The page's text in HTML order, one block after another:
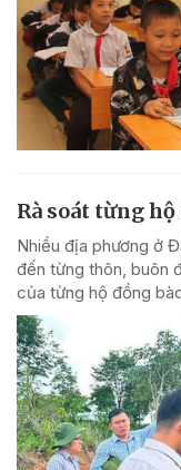
Rà soát từng
Nhiều địa phương ở
đến từng thôn, buôn
của từng hộ đồng